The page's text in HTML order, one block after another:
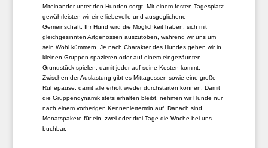
Miteinander unter den Hunden sorgt. Mit einem festen Tagesplatz
gewährleisten wir eine liebevolle und ausgeglichene
Gemeinschaft. Ihr Hund wird die Möglichkeit haben, sich mit
gleichgesinnten Artgenossen auszutoben, während wir uns um
sein Wohl kümmern. Je nach Charakter des Hundes gehen wir in
kleinen Gruppen spazieren oder auf einem eingezäunten
Grundstück spielen, damit jeder auf seine Kosten kommt.
Zwischen der Auslastung gibt es Mittagessen sowie eine große
Ruhepause, damit alle erholt wieder durchstarten können. Damit
die Gruppendynamik stets erhalten bleibt, nehmen wir Hunde nur
nach einem vorherigen Kennenlertermin auf. Danach sind
Monatspakete für ein, zwei oder drei Tage die Woche bei uns
buchbar.